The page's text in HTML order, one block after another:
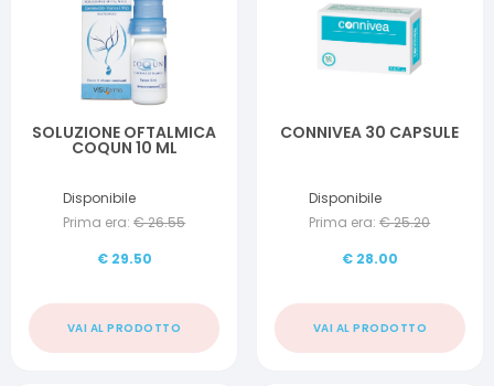
SOLUZIONE OFTALMICA
COQUN 10 ML
Disponibile
Prima era: €26.55
€ 29.50
VAI AL PRODOTTO
CONNIVEA 30 CAPSULE
Disponibile
Prima era: €25.20
€ 28.00
VAI AL PRODOTTO